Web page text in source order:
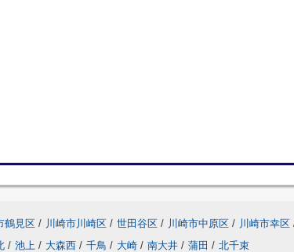
鶴見区 / 川崎市川崎区 / 世田谷区 / 川崎市中原区 / 川崎市幸区
/ 池上 / 大森西 / 千鳥 / 大崎 / 南大井 / 蒲田 / 北千束